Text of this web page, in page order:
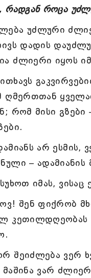
რადგან როცა
უძლური
დადის
ძლიერი იყოს
ღმერთთან
რომ მისი
არ
– ადამიანის
იმას,
შენ ფიქრობ
კეთილდღეობას
შეიძლება ვერ
ვარ